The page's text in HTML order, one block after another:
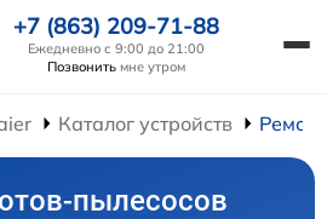
+7 (863) 209-71-88
Ежедневно с 9:00 до 21:00
Позвонить мне утром
Каталог устройств
пылесосов